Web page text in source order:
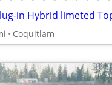
in Hybrid limeted
Coquitlam